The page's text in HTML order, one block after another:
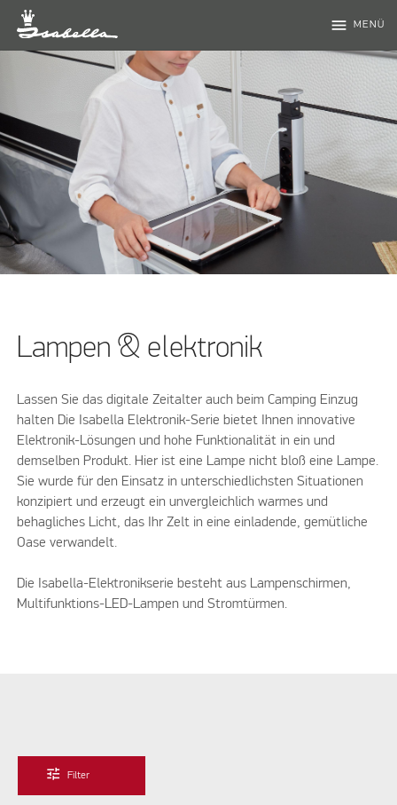
menu MENÜ
Lampen & elektronik
Lassen Sie das digitale Zeitalter auch beim Camping Einzug
halten Die Isabella Elektronik-Serie bietet Ihnen innovative
Elektronik-Lösungen und hohe Funktionalität in ein und
demselben Produkt. Hier ist eine Lampe nicht bloß eine Lampe.
Sie wurde für den Einsatz in unterschiedlichsten Situationen
konzipiert und erzeugt ein unvergleichlich warmes und
behagliches Licht, das Ihr Zelt in eine einladende, gemütliche
Oase verwandelt.
Die Isabella-Elektronikserie besteht aus Lampenschirmen,
Multifunktions-LED-Lampen und Stromtürmen.
tune Filter